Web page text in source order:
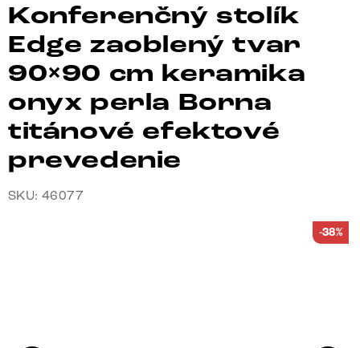
Konferenčný stolík
Edge zaoblený tvar
90×90 cm keramika
onyx perla Borna
titánové efektové
prevedenie
SKU: 46077
-38%